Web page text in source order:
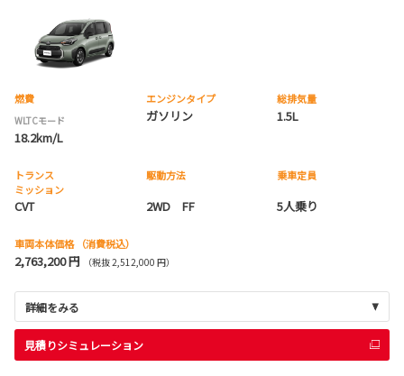
燃費
WLTCモード
18.2km/L
エンジンタイプ
ガソリン
総排気量
1.5L
トランス
ミッション
CVT
駆動方法
2WD FF
乗車定員
5人乗り
車両本体価格 （消費税込）
2,763,200 円 （税抜 2,512,000 円）
詳細をみる
見積りシミュレーション